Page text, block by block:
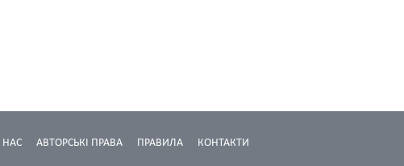
КОНТАКТИ
ПРАВИЛА
АВТОРСЬКІ ПРАВА
НАС